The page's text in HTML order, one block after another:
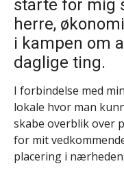
starte for mig
herre,
i kampen om
daglige ting.
I forbindelse med
lokale hvor man
skabe overblik over
for mit
placering i